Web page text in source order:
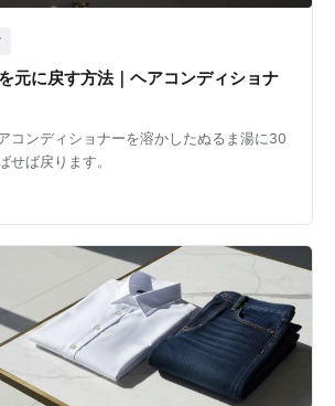
元に戻す方法｜ヘアコンディショナ
コンディショナーを溶かしたぬるま湯に30
せば戻ります。